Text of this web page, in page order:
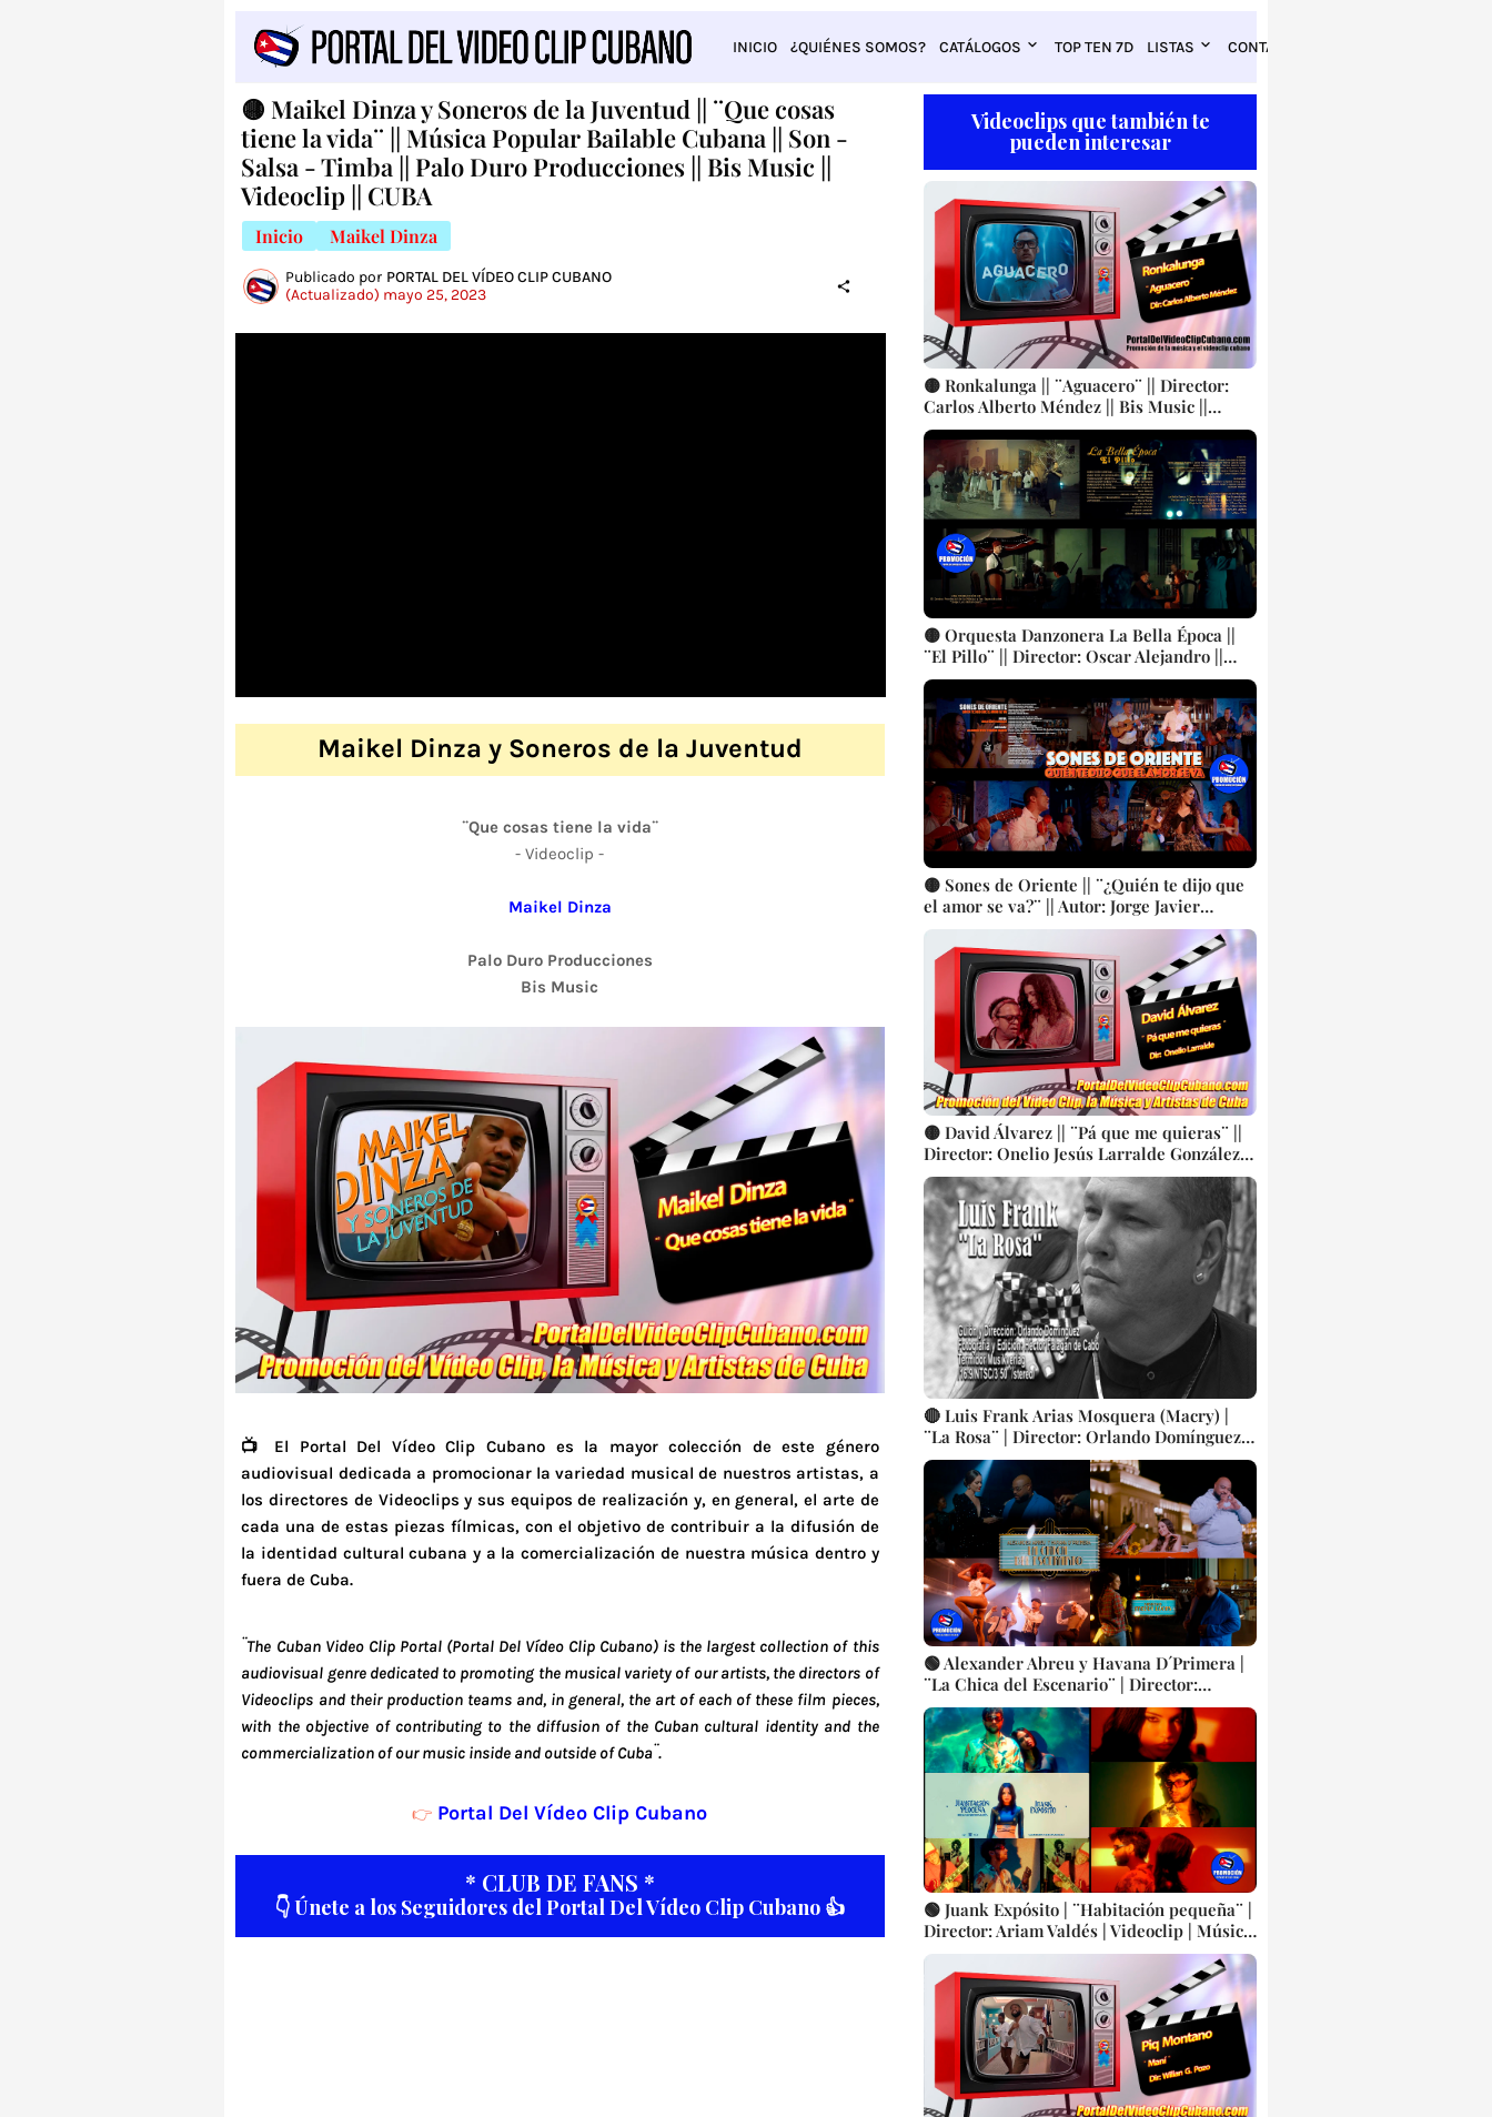
INICIO ¿QUIÉNES SOMOS? CATÁLOGOS TOP TEN 7D LISTAS CONTACTO
🟡 Maikel Dinza y Soneros de la Juventud || ¨Que cosas
tiene la vida¨ || Música Popular Bailable Cubana || Son -
Salsa - Timba || Palo Duro Producciones || Bis Music ||
Videoclip || CUBA
Inicio Maikel Dinza
Publicado por PORTAL DEL VÍDEO CLIP CUBANO
(Actualizado) mayo 25, 2023
Maikel Dinza y Soneros de la Juventud
¨Que cosas tiene la vida¨
- Videoclip -
Maikel Dinza
Palo Duro Producciones
Bis Music
📺 El Portal Del Vídeo Clip Cubano es la mayor colección de este género
audiovisual dedicada a promocionar la variedad musical de nuestros artistas, a
los directores de Videoclips y sus equipos de realización y, en general, el arte de
cada una de estas piezas fílmicas, con el objetivo de contribuir a la difusión de
la identidad cultural cubana y a la comercialización de nuestra música dentro y
fuera de Cuba.
¨The Cuban Video Clip Portal (Portal Del Vídeo Clip Cubano) is the largest collection of this
audiovisual genre dedicated to promoting the musical variety of our artists, the directors of
Videoclips and their production teams and, in general, the art of each of these film pieces,
with the objective of contributing to the diffusion of the Cuban cultural identity and the
commercialization of our music inside and outside of Cuba¨.
👉 Portal Del Vídeo Clip Cubano
* CLUB DE FANS *
👇 Únete a los Seguidores del Portal Del Vídeo Clip Cubano 👍
Videoclips que también te
pueden interesar
🟡 Ronkalunga || ¨Aguacero¨ || Director:
Carlos Alberto Méndez || Bis Music ||
Música cubana || Videoclip || CUBA
🟡 Orquesta Danzonera La Bella Época ||
¨El Pillo¨ || Director: Oscar Alejandro ||
Música popular tradicional bailable
cubana || Videoclip || CUBA
🟡 Sones de Oriente || ¨¿Quién te dijo que
el amor se va?¨ || Autor: Jorge Javier
González || Dirección: Alejandro Reyes -
Reinier Charón || Música popular
tradicional bailable cubana || SON ||
Videoclip || CUBA
🟡 David Álvarez || ¨Pá que me quieras¨ ||
Director: Onelio Jesús Larralde González ||
i4films - Producciones Colibrí - Ministerio
de Cultura República de Cuba || Videoclip
|| Música Cubana || CUBA
🔴 Luis Frank Arias Mosquera (Macry) |
¨La Rosa¨ | Director: Orlando Domínguez |
Videoclip | Música Popular Bailable
Tradicional Cubana | SON | Artistas
Cubanos | Canción | CUBA
🟢 Alexander Abreu y Havana D´Primera |
¨La Chica del Escenario¨ | Director:
Freddy Loons | Videoclip | Música Popular
Bailable Cubana | SON - SALSA - TIMBA |
Artistas Cubanos | Canción | CUBA
🟢 Juank Expósito | ¨Habitación pequeña¨ |
Director: Ariam Valdés | Videoclip | Música
Urbana Cubana | Artistas Cubanos |
Canción | CUBA